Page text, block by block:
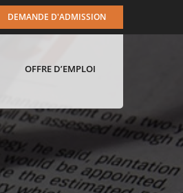
DEMANDE D'ADMISSION
OFFRE D’EMPLOI